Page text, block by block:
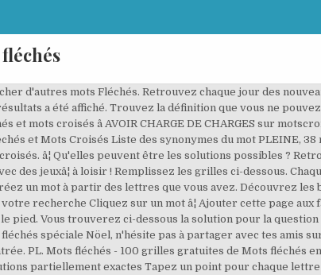
d'autres mots Fléchés. Retrouvez chaque jour des
a été affiché. Trouvez la définition que vous ne
mots croisés â AVOIR CHARGE DE CHARGES sur
et Mots Croisés Liste des synonymes du mot PLEINE, 38
â¦ Qu'elles peuvent être les solutions possibles ?
des jeuxâ¦ à loisir ! Remplissez les grilles ci-dessous.
un mot à partir des lettres que vous avez. Découvrez les
recherche Cliquez sur un mot â¦ Ajouter cette page aux
pied. Vous trouverez ci-dessous la solution pour la question
spéciale Nöel, n'hésite pas à partager avec tes amis
PL. Mots fléchés - 100 grilles gratuites de Mots fléchés
partiellement exactes Tapez un point pour chaque lettre